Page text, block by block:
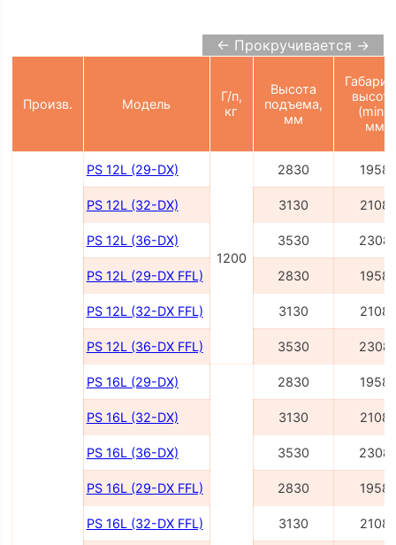
← Прокручивается →
Произв. Модель
Г/п,
кг
Высота
подъема,
мм
(min),
мм
PS 12L (29-DX)
1200
2830 1958
PS 12L (32-DX) 3130 2108
PS 12L (36-DX) 3530 2308
PS 12L (29-DX FFL) 2830 1958
PS 12L (32-DX FFL) 3130 2108
PS 12L (36-DX FFL) 3530 2308
PS 16L (29-DX) 2830 1958
PS 16L (32-DX) 3130 2108
PS 16L (36-DX) 3530 2308
PS 16L (29-DX FFL) 2830 1958
PS 16L (32-DX FFL) 3130 2108